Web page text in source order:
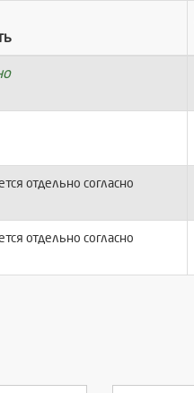
отдельно согласно
отдельно согласно